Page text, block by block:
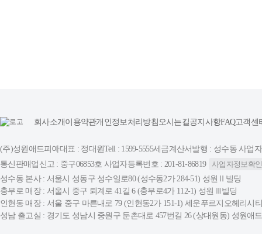
회사소개 이용약관개인정보처리방침오시는길공지사항FAQ고객센
(주)성원애드피아대표 : 정대원Tell : 1599-5555세금계산서발행 : 성수동 사업자
통신판매업신고 : 중구06853호 사업자등록번호 : 201-81-86819
사업자정보확인
성수동 본사 : 서울시 성동구 성수일로80 (성수동2가 284-51) 성원Ⅱ빌딩
충무로 매장 : 서울시 중구 퇴계로 41길 6 (충무로4가 112-1) 성원Ⅲ빌딩
인현동 매장 : 서울 중구 마른내로 79 (인현동2가 151-1) 세운푸르지오헤리시
성남 출고실 : 경기도 성남시 중원구 둔촌대로 457번길 26 (상대원동) 성원애